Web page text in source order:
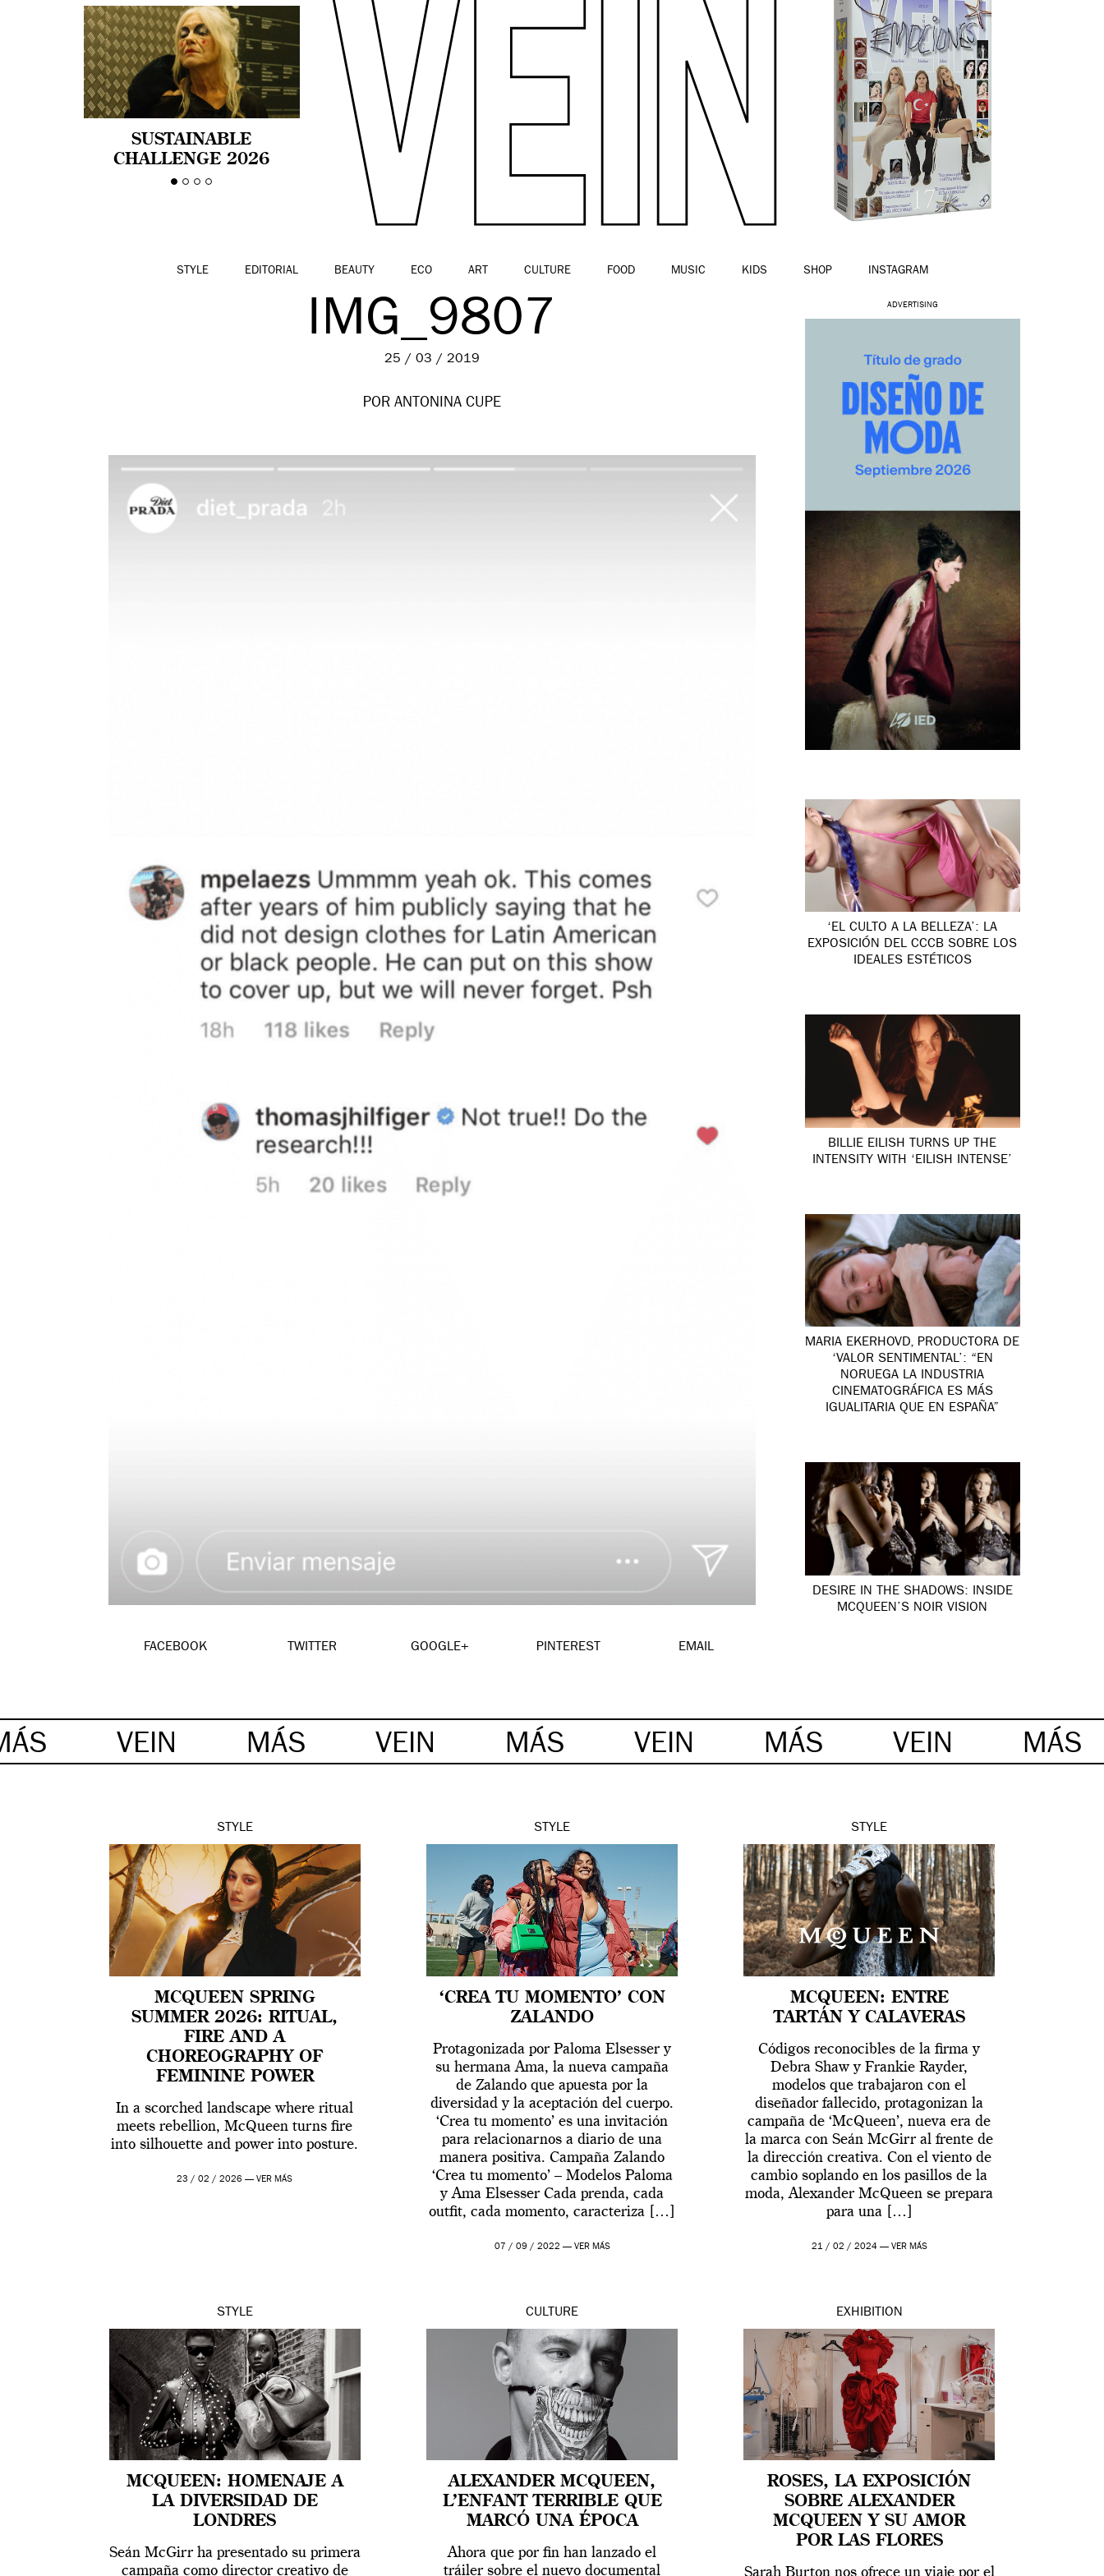
SUSTAINABLE
CHALLENGE 2026
CELEBRA LA
STYLE EDITORIAL BEAUTY ECO ART CULTURE FOOD MUSIC KIDS SHOP INSTAGRAM
IMG_9807
25 / 03 / 2019
POR ANTONINA CUPE
FACEBOOK TWITTER GOOGLE+ PINTEREST EMAIL
ADVERTISING
‘EL CULTO A LA BELLEZA’: LA
EXPOSICIÓN DEL CCCB SOBRE LOS
IDEALES ESTÉTICOS
BILLIE EILISH TURNS UP THE
INTENSITY WITH ‘EILISH INTENSE’
MARIA EKERHOVD, PRODUCTORA DE
‘VALOR SENTIMENTAL’: “EN
NORUEGA LA INDUSTRIA
CINEMATOGRÁFICA ES MÁS
IGUALITARIA QUE EN ESPAÑA”
DESIRE IN THE SHADOWS: INSIDE
MCQUEEN’S NOIR VISION
VEIN MÁS VEIN MÁS VEIN MÁS VEIN MÁS
STYLE
MCQUEEN SPRING
SUMMER 2026: RITUAL,
FIRE AND A
CHOREOGRAPHY OF
FEMININE POWER
In a scorched landscape where ritual
meets rebellion, McQueen turns fire
into silhouette and power into posture.
23 / 02 / 2026 —VER MÁS
STYLE
‘CREA TU MOMENTO’ CON
ZALANDO
Protagonizada por Paloma Elsesser y
su hermana Ama, la nueva campaña
de Zalando que apuesta por la
diversidad y la aceptación del cuerpo.
‘Crea tu momento’ es una invitación
para relacionarnos a diario de una
manera positiva. Campaña Zalando
‘Crea tu momento’ – Modelos Paloma
y Ama Elsesser Cada prenda, cada
outfit, cada momento, caracteriza […]
07 / 09 / 2022 — VER MÁS
STYLE
MCQUEEN: ENTRE
TARTÁN Y CALAVERAS
Códigos reconocibles de la firma y
Debra Shaw y Frankie Rayder,
modelos que trabajaron con el
diseñador fallecido, protagonizan la
campaña de ‘McQueen’, nueva era de
la marca con Seán McGirr al frente de
la dirección creativa. Con el viento de
cambio soplando en los pasillos de la
moda, Alexander McQueen se prepara
para una […]
21 / 02 / 2024 — VER MÁS
STYLE
MCQUEEN: HOMENAJE A
LA DIVERSIDAD DE
LONDRES
Seán McGirr ha presentado su primera
campaña como director creativo de
CULTURE
ALEXANDER MCQUEEN,
L’ENFANT TERRIBLE QUE
MARCÓ UNA ÉPOCA
Ahora que por fin han lanzado el
tráiler sobre el nuevo documental
EXHIBITION
ROSES, LA EXPOSICIÓN
SOBRE ALEXANDER
MCQUEEN Y SU AMOR
POR LAS FLORES
Sarah Burton nos ofrece un viaje por el